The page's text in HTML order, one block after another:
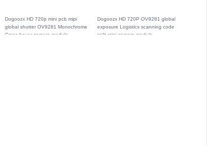
Dogoozx HD 720p mini pcb mipi
global shutter OV9281 Monochrome
Cmos hover camera module
Dogoozx HD 720P OV9281 global
exposure Logistics scanning code
split mipi camera module